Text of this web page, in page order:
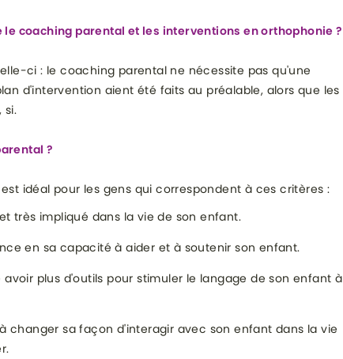
coaching parental et les interventions en orthophonie ?
ci : le coaching parental ne nécessite pas qu'une
d'intervention aient été faits au préalable, alors que les
si.
?
idéal pour les gens qui correspondent à ces critères :
très impliqué dans la vie de son enfant.
en sa capacité à aider et à soutenir son enfant.
plus d'outils pour stimuler le langage de son enfant à
changer sa façon d'interagir avec son enfant dans la vie